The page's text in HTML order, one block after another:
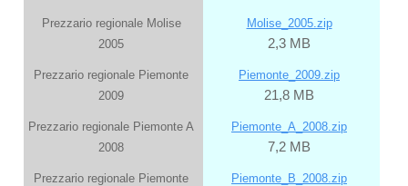
Prezzario regionale Molise
2005
Molise_2005.zip
2,3 MB
Prezzario regionale Piemonte
2009
Piemonte_2009.zip
21,8 MB
Prezzario regionale Piemonte A
2008
Piemonte_A_2008.zip
7,2 MB
Prezzario regionale Piemonte
Piemonte_B_2008.zip